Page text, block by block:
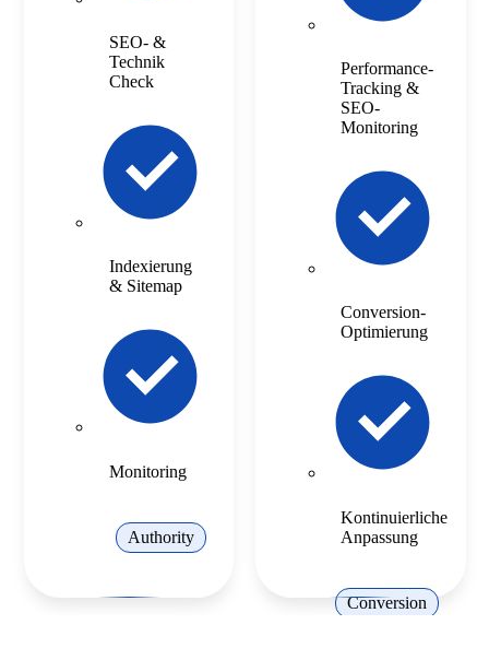
SEO- &
Technik
Check
Indexierung
& Sitemap
Monitoring
Authority
Performance-
Tracking &
SEO-
Monitoring
Conversion-
Optimierung
Kontinuierliche
Anpassung
Conversion